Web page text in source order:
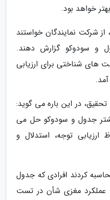
خواهد بود.
از شرکت نمایندگان خواستند
سودوکو گزارش دهند.
های شناختی برای ارزیابی
در این باره می گوید:
جدول و سودوکو حل می
ارزیابی توجه، استدلال و
کردند افرادی که جدول
عملکرد مغزی شأن در تست